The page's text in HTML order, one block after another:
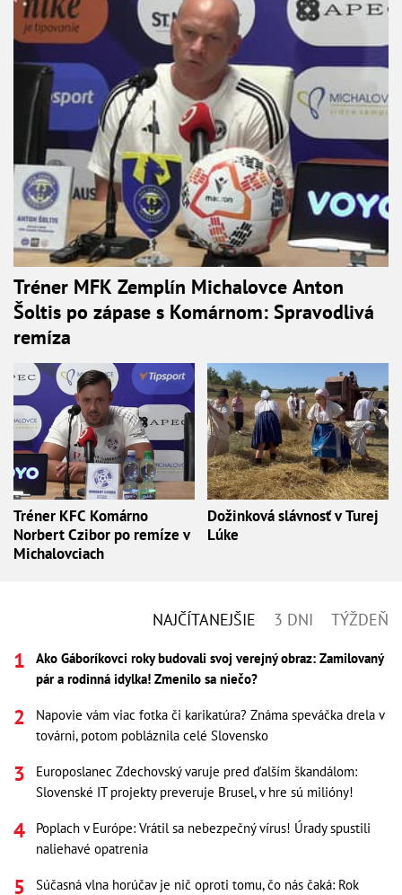
Tréner MFK Zemplín Michalovce Anton
Šoltis po zápase s Komárnom: Spravodlivá
remíza
Tréner KFC Komárno
Norbert Czibor po remíze v
Michalovciach
Dožinková slávnosť v Turej
Lúke
NAJČÍTANEJŠIE 3 DNI TÝŽDEŇ
Ako Gáboríkovci roky budovali svoj verejný obraz: Zamilovaný
pár a rodinná idylka! Zmenilo sa niečo?
Napovie vám viac fotka či karikatúra? Známa speváčka drela v
továrni, potom pobláznila celé Slovensko
Europoslanec Zdechovský varuje pred ďalším škandálom:
Slovenské IT projekty preveruje Brusel, v hre sú milióny!
Poplach v Európe: Vrátil sa nebezpečný vírus! Úrady spustili
naliehavé opatrenia
Súčasná vlna horúčav je nič oproti tomu, čo nás čaká: Rok